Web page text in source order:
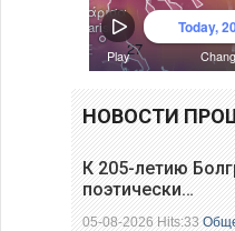
НОВОСТИ
К 205-летию
поэтически…
05-08-2026 Hits:33